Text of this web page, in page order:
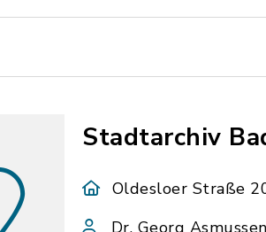
Stadtarchiv
Oldesloer Straße
Dr. Georg Asmussen